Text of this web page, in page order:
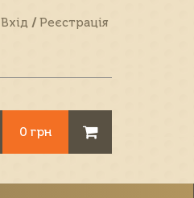
Вхід / Реєстрація
0 грн